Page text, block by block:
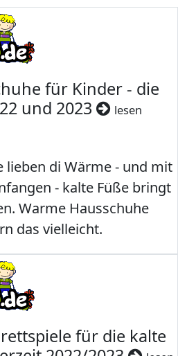
für Kinder - die
und 2023
lesen
lieben di Wärme - und mit
- kalte Füße bringt
Warme Hausschuhe
das vielleicht.
für die kalte